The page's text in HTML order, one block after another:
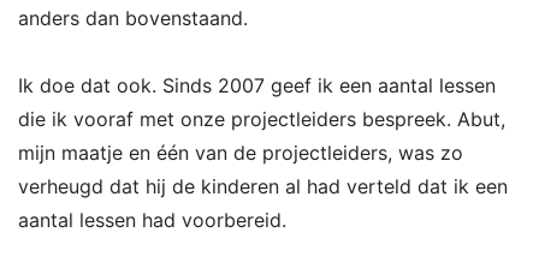
anders dan bovenstaand.
Ik doe dat ook. Sinds 2007 geef ik een aantal lessen
die ik vooraf met onze projectleiders bespreek. Abut,
mijn maatje en één van de projectleiders, was zo
verheugd dat hij de kinderen al had verteld dat ik een
aantal lessen had voorbereid.